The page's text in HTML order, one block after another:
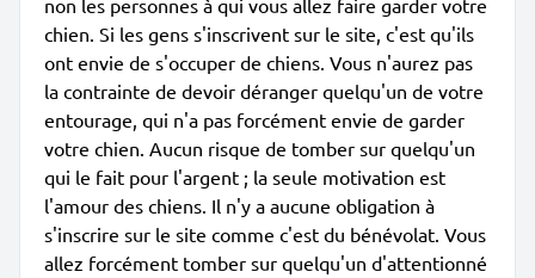
non les personnes à qui vous allez faire garder votre
chien. Si les gens s'inscrivent sur le site, c'est qu'ils
ont envie de s'occuper de chiens. Vous n'aurez pas
la contrainte de devoir déranger quelqu'un de votre
entourage, qui n'a pas forcément envie de garder
votre chien. Aucun risque de tomber sur quelqu'un
qui le fait pour l'argent ; la seule motivation est
l'amour des chiens. Il n'y a aucune obligation à
s'inscrire sur le site comme c'est du bénévolat. Vous
allez forcément tomber sur quelqu'un d'attentionné